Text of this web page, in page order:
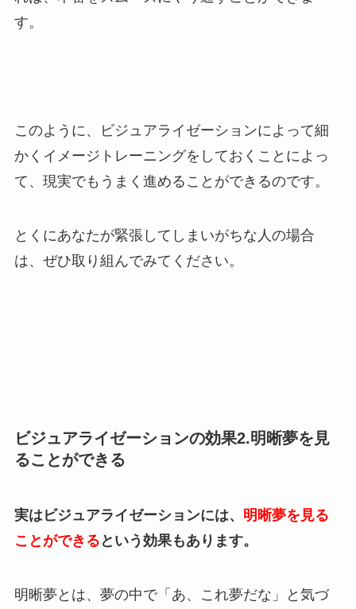
す。
このように、ビジュアライゼーションによって細
かくイメージトレーニングをしておくことによっ
て、現実でもうまく進めることができるのです。
とくにあなたが緊張してしまいがちな人の場合
は、ぜひ取り組んでみてください。
ビジュアライゼーションの効果2.明晰夢を見
ることができる
実はビジュアライゼーションには、 明晰夢を見る
ことができる という効果もあります。
明晰夢とは、夢の中で「あ、これ夢だな」と気づ